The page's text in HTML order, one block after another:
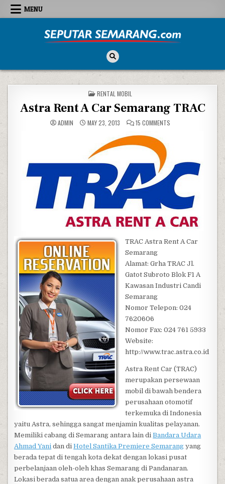
Skip to content
MENU
POSTED IN
RENTAL MOBIL
Astra Rent A Car Semarang TRAC
ADMIN MAY 23, 2013 15 COMMENTSON ASTRA RENT A
TRAC Astra Rent A Car
Semarang
Alamat: Grha TRAC Jl.
Gatot Subroto Blok F1 A
Kawasan Industri Candi
Semarang
Nomor Telepon: 024
7620606
Nomor Fax: 024 761 5933
Website:
http://www.trac.astra.co.id
Astra Rent Car (TRAC)
merupakan persewaan
mobil di bawah bendera
perusahaan otomotif
terkemuka di Indonesia
yaitu Astra, sehingga sangat menjamin kualitas pelayanan.
Memiliki cabang di Semarang antara lain diBandara Udara
Ahmad Yani dan diHotel Santika Premiere Semarang yang
berada tepat di tengah kota dekat dengan lokasi pusat
perbelanjaan oleh-oleh khas Semarang di Pandanaran.
Lokasi berada satua area dengan anak perusahaan astra